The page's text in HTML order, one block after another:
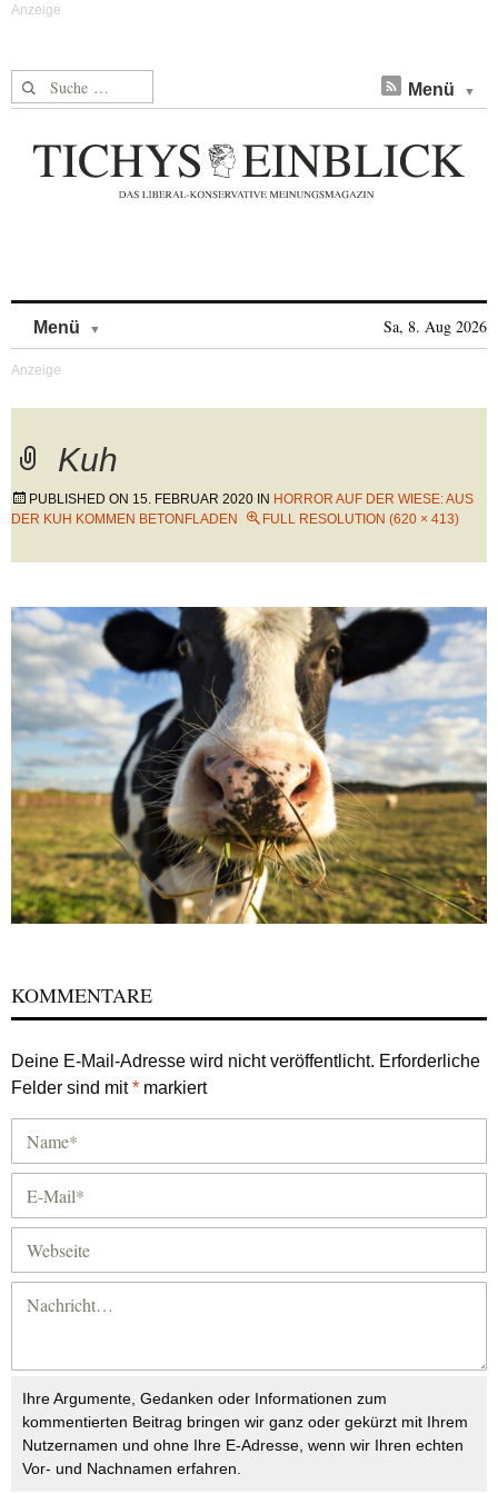
Suche nach: Menü
Menü Sa, 8. Aug 2026
Kuh
PUBLISHED ON 15. FEBRUAR 2020 IN HORROR AUF DER WIESE: AUS
DER KUH KOMMEN BETONFLADEN
FULL RESOLUTION (620 × 413)
KOMMENTARE
Deine E-Mail-Adresse wird nicht veröffentlicht. Erforderliche
Felder sind mit* markiert
Ihre Argumente, Gedanken oder Informationen zum
kommentierten Beitrag bringen wir ganz oder gekürzt mit Ihrem
Nutzernamen und ohne Ihre E-Adresse, wenn wir Ihren echten
Vor- und Nachnamen erfahren.